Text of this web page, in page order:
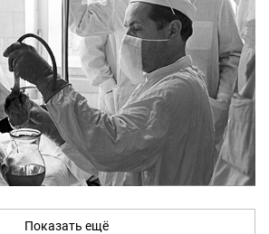
Показать ещё